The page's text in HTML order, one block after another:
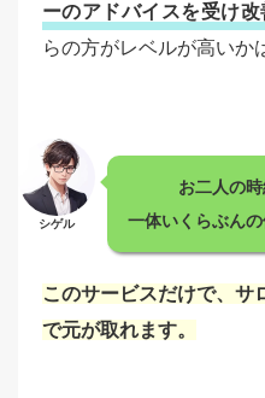
ーのアドバイスを受け
らの方がレベルが高いか
シゲル
お二人の
一体いくらぶん
このサービスだけで、サ
で元が取れます。